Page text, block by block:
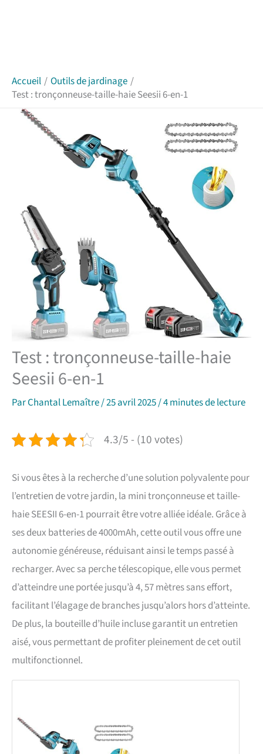
Accueil
Outils de jardinage
Test : tronçonneuse-taille-haie Seesii 6-en-1
Test : tronçonneuse-taille-haie
Seesii 6-en-1
ParChantal Lemaître/25 avril 2025/4 minutes de lecture
4.3/5 - (10 votes)
Si vous êtes à la recherche d’une solution polyvalente pour
l’entretien de votre jardin, la mini tronçonneuse et taille-
haie SEESII 6-en-1 pourrait être votre alliée idéale. Grâce à
ses deux batteries de 4000mAh, cette outil vous offre une
autonomie généreuse, réduisant ainsi le temps passé à
recharger. Avec sa perche télescopique, elle vous permet
d’atteindre une portée jusqu’à 4, 57 mètres sans effort,
facilitant l’élagage de branches jusqu’alors hors d’atteinte.
De plus, la bouteille d’huile incluse garantit un entretien
aisé, vous permettant de profiter pleinement de cet outil
multifonctionnel.